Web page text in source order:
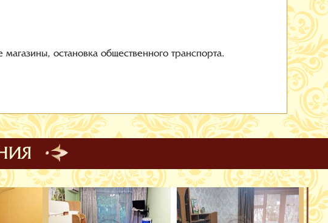
остановка общественного транспорта.